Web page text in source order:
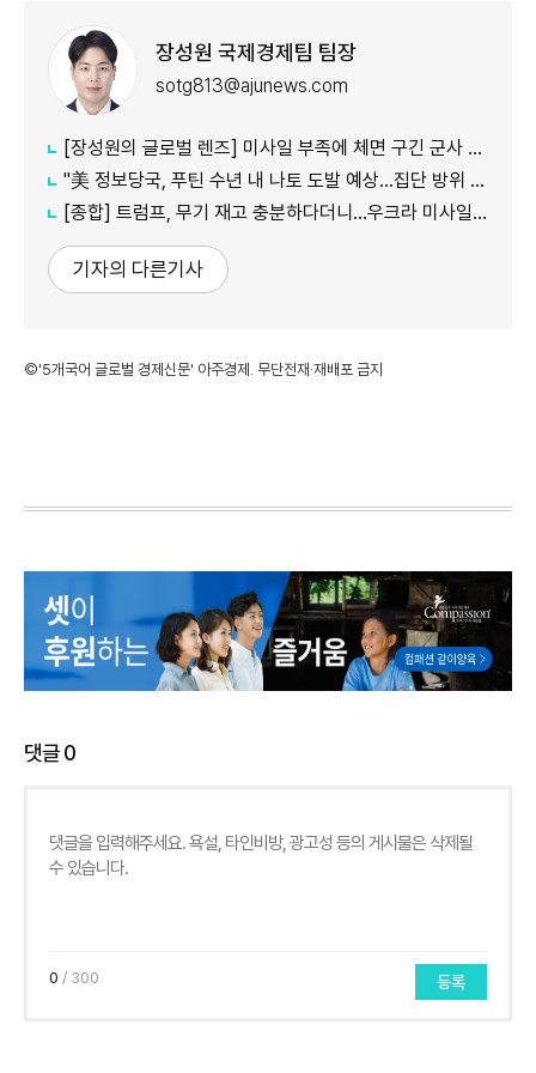
장성원 국제경제팀 팀장
sotg813@ajunews.com
[장성원의 글로벌 렌즈] 미사일 부족에 체면 구긴 군사 강국, 미국과 러시아
"美 정보당국, 푸틴 수년 내 나토 도발 예상…집단 방위 시험 목적"
[종합] 트럼프, 무기 재고 충분하다더니…우크라 미사일 요청에 "우리도 필요"
기자의 다른기사
©'5개국어 글로벌 경제신문' 아주경제. 무단전재·재배포 금지
댓글0
0 / 300 등록